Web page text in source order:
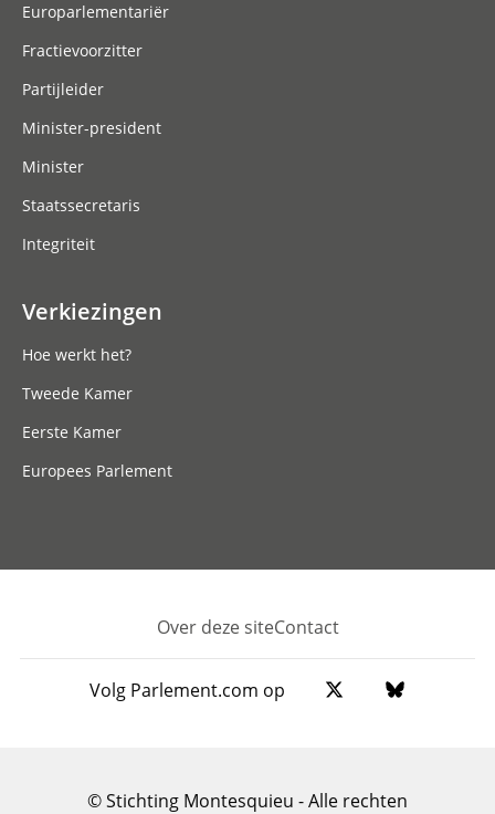
Europarlementariër
Fractievoorzitter
Partijleider
Minister-president
Minister
Staatssecretaris
Integriteit
Verkiezingen
Hoe werkt het?
Tweede Kamer
Eerste Kamer
Europees Parlement
Footer
Over deze siteContact
Volg Parlement.com op
© Stichting Montesquieu - Alle rechten